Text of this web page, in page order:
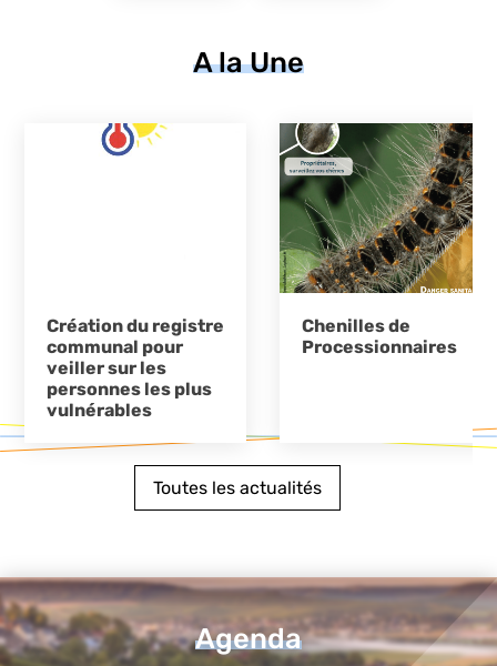
A la Une
Création du registre
communal pour
veiller sur les
personnes les plus
vulnérables
Chenilles de
Processionnaires
Toutes les actualités
Agenda